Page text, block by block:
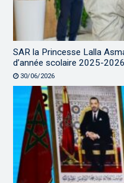
SAR la Princesse Lalla
d’année scolaire 2025-2026
30/06/2026